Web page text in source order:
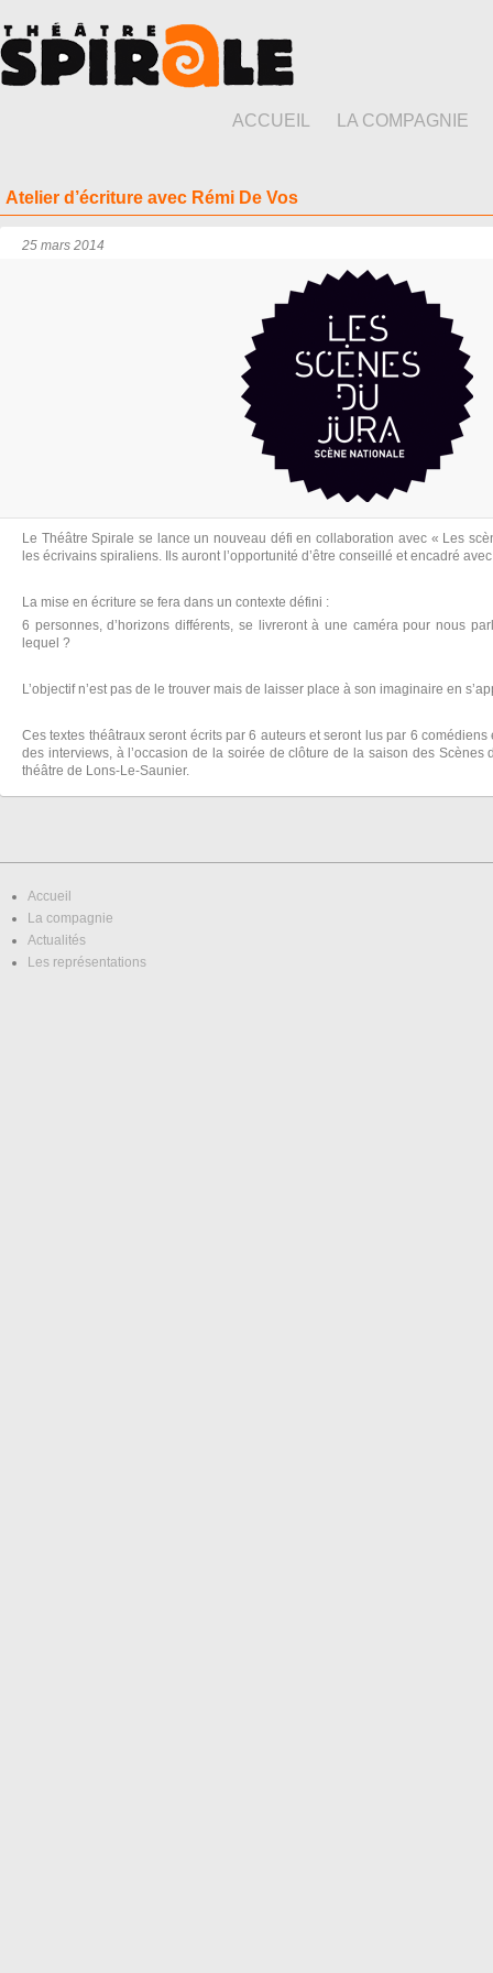
ACCUEIL LA COMPAGNIE
Atelier d’écriture avec Rémi De Vos
25 mars 2014
Le Théâtre Spirale se lance un nouveau défi en collaboration avec « Les
les écrivains spiraliens. Ils auront l’opportunité d’être conseillé et encadré
La mise en écriture se fera dans un contexte défini :
6 personnes, d’horizons différents, se livreront à une caméra pour nous
lequel ?
L’objectif n’est pas de le trouver mais de laisser place à son imaginaire en
Ces textes théâtraux seront écrits par 6 auteurs et seront lus par 6
des interviews, à l’occasion de la soirée de clôture de la saison des
théâtre de Lons-Le-Saunier.
Accueil
La compagnie
Actualités
Les représentations